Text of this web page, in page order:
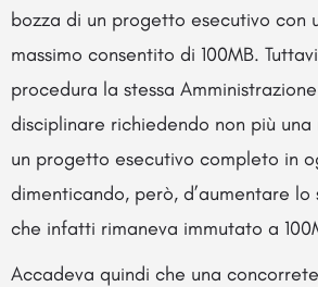
bozza di un progetto esecutivo con
massimo consentito di 100MB.
procedura la stessa
disciplinare richiedendo non più una
un progetto esecutivo completo in
dimenticando, però, d’aumentare lo
che infatti rimaneva immutato a
Accadeva quindi che una